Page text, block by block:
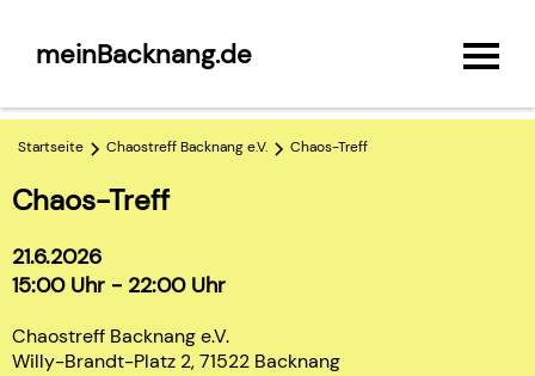
meinBacknang.de
Startseite Chaostreff Backnang e.V. Chaos-Treff
Chaos-Treff
21.6.2026
15:00 Uhr - 22:00 Uhr
Chaostreff Backnang e.V.
Willy-Brandt-Platz 2, 71522 Backnang